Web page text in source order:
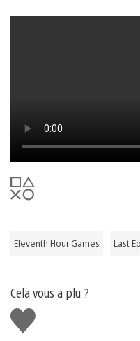
Eleventh Hour Games Last
Cela vous a plu ?
J'aime